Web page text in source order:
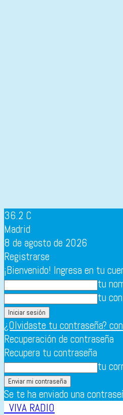
36.2 C
Madrid
8 de agosto de 2026
Registrarse
¡Bienvenido! Ingresa en tu
tu
tu
¿Olvidaste tu contraseña?
Recuperación de contraseña
Recupera tu contraseña
tu
Se te ha enviado una
VIVA RADIO